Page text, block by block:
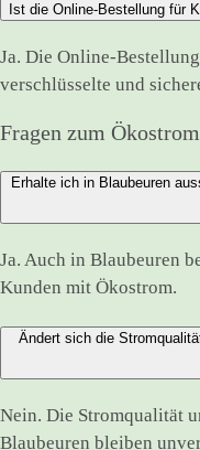
Ist die Online-Bestellung für
Ja. Die Online-
verschlüsselte und
Fragen zum Ökostrom
Erhalte ich in Blaubeuren
Ja. Auch in Blaubeuren
Kunden mit Ökostrom.
Ändert sich die
Nein. Die Stromqualität
Blaubeuren bleiben